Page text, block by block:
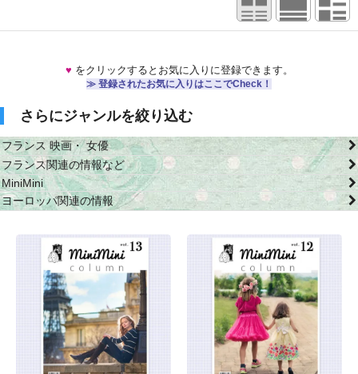
♥ をクリックするとお気に入りに登録できます。
≫ 登録されたお気に入りはここでCheck！
さらにジャンルを絞り込む
フランス 映画・ 女優
フランス関連の情報など
MiniMini
ヨーロッパ関連の情報